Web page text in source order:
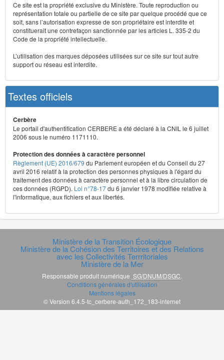
Ce site est la propriété exclusive du Ministère. Toute reproduction ou
représentation totale ou partielle de ce site par quelque procédé que ce
soit, sans l’autorisation expresse de son propriétaire est interdite et
constituerait une contrefaçon sanctionnée par les articles L. 335-2 du
Code de la propriété intellectuelle.
L’utilisation des marques déposées utilisées sur ce site sur tout autre
support ou réseau est interdite.
Textes officiels
Cerbère
Le portail d'authentification CERBERE a été déclaré à la CNIL le 6 juillet
2006 sous le numéro 1171110.
Protection des données à caractère personnel
Règlement (UE) 2016/679 du Parlement européen et du Conseil du 27
avril 2016 relatif à la protection des personnes physiques à l'égard du
traitement des données à caractère personnel et à la libre circulation de
ces données (RGPD). Loi n°78-17du 6 janvier 1978 modifiée relative à
l'informatique, aux fichiers et aux libertés.
Ministère de la Transition Écologique
Ministère de la Cohésion des Territoires et des Relations
avec les Collectivités Terrritoriales
Ministère de la Mer
Responsable produit numérique SG/DNUM/DSGC
Conditions générales d'utilisation
Mentions légales
© Version 6.4.5-tc_cerbere-auth_172_183-internet